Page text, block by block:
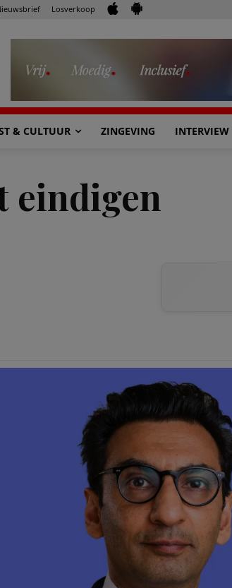
Losverkoop
& CULTUUR ZINGEVING INTERVIEW
eindigen